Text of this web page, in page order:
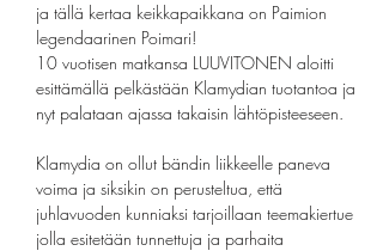
ja tällä kertaa keikkapaikkana on Paimion
legendaarinen Poimari!
10 vuotisen matkansa LUUVITONEN aloitti
esittämällä pelkästään Klamydian tuotantoa ja
nyt palataan ajassa takaisin lähtöpisteeseen.
Klamydia on ollut bändin liikkeelle paneva
voima ja siksikin on perusteltua, että
juhlavuoden kunniaksi tarjoillaan teemakiertue
jolla esitetään tunnettuja ja parhaita